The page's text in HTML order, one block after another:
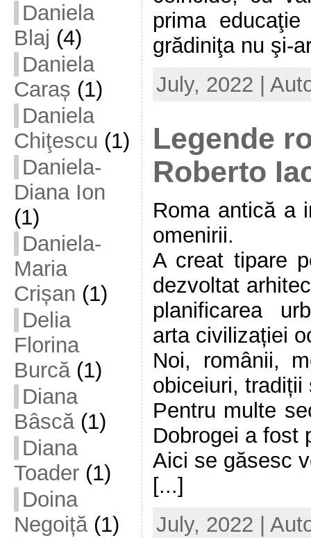
Daniela
Blaj (4)
Daniela
Caraș (1)
Daniela
Chiţescu (1)
Daniela-
Diana Ion
(1)
Daniela-
Maria
Crișan (1)
Delia
Florina
Burcă(1)
Diana
Bâscă(1)
Diana
Toader(1)
Doina
Negoiță(1)
prima
grădiniţa nu şi-
July, 2022 |
Legende
Roberto
Roma antică a
omenirii.
A creat tipare
dezvoltat
planificarea
arta civilizației
Noi, românii,
obiceiuri,
Pentru multe
Dobrogei a fost
Aici se găsesc
[...]
July, 2022 |